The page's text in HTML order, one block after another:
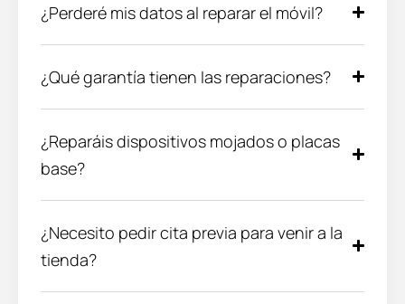
¿Perderé mis datos al reparar el móvil?
¿Qué garantía tienen las reparaciones?
¿Reparáis dispositivos mojados o placas
base?
¿Necesito pedir cita previa para venir a la
tienda?